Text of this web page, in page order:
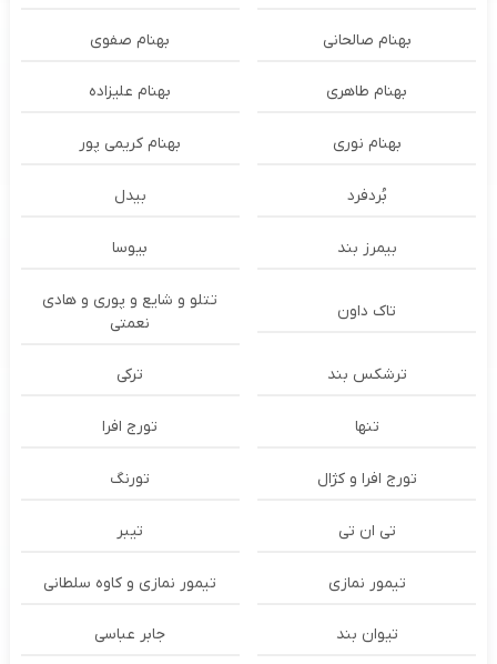
بهنام صالحانی بهنام صفوی
بهنام طاهری بهنام علیزاده
بهنام نوری بهنام کریمی پور
بُردفرد بیدل
بیمرز بند بیوسا
تاک داون
تتلو و شایع و پوری و هادی
نعمتی
ترشكس بند ترکی
تنها تورج افرا
تورج افرا و کژال تورنگ
تی ان تی تیبر
تیمور نمازی تیمور نمازی و کاوه سلطانی
تیوان بند جابر عباسی